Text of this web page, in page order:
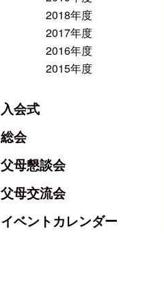
2018年度
2017年度
2016年度
2015年度
入会式
総会
父母懇談会
父母交流会
イベントカレンダー